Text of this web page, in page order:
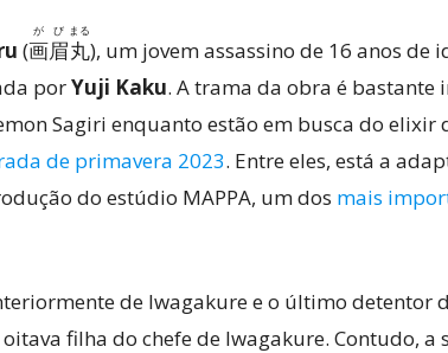
(画
が
眉
び
丸
まる
), um jovem assassino de 16 anos de
porYuji Kaku. A trama da obra é bastante
Sagiri enquanto estão em busca do elixir
de primavera 2023. Entre eles, está a
do estúdio MAPPA, um dos mais
de Iwagakure e o último detentor
filha do chefe de Iwagakure. Contudo, a